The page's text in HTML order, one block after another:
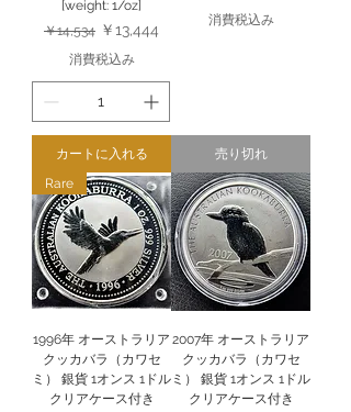
[weight: 1/oz]
通常価格
￥14,534 セール価格
￥13,444
消費税込み
カートに入れる
消費税込み
売り切れ
Rare
1996年 オーストラリア
クッカバラ（カワセ
ミ） 銀貨 1オンス 1ドル
クリアケース付き
2007年 オーストラリア
クッカバラ（カワセ
ミ） 銀貨 1オンス 1ドル
クリアケース付き